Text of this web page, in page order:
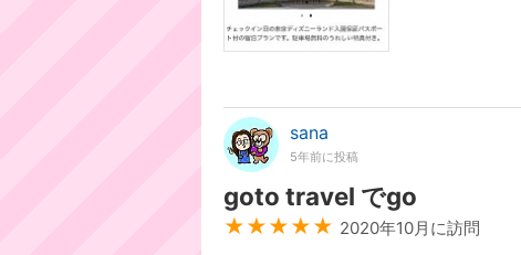
sana
5年前に投稿
goto travel でgo
★★★★★ 2020年10月に訪問